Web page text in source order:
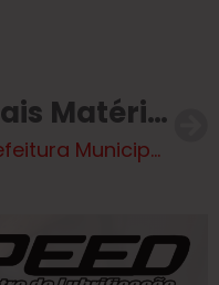
Mais Matérias
Prefeitura Municipal de Brasilândia inicia plano de revitalização para o Distrito Debrasa após vistoria